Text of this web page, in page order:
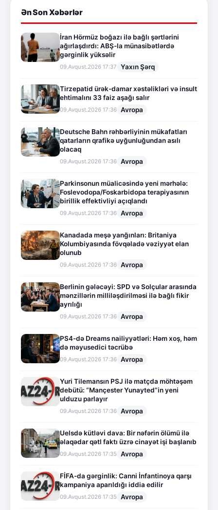
Ən Son Xəbərlər
İran Hörmüz boğazı ilə bağlı şərtlərini
ağırlaşdırdı: ABŞ-la münasibətlərdə
gərginlik yüksəlir
09.Avqust.2026 17:37 Yaxın Şərq
Tirzepatid ürək-damar xəstəlikləri və insult
ehtimalını 33 faiz aşağı salır
09.Avqust.2026 17:36 Avropa
Deutsche Bahn rəhbərliyinin mükafatları
qatarların qrafikə uyğunluğundan asılı
olacaq
09.Avqust.2026 17:36 Avropa
Parkinsonun müalicəsində yeni mərhələ:
Foslevodopa/Foskarbidopa terapiyasının
birillik effektivliyi açıqlandı
09.Avqust.2026 17:36 Avropa
Kanadada meşə yanğınları: Britaniya
Kolumbiyasında fövqəladə vəziyyət elan
olunub
09.Avqust.2026 17:36 Avropa
Berlinin gələcəyi: SPD və Solçular arasında
mənzillərin milliləşdirilməsi ilə bağlı fikir
ayrılığı
09.Avqust.2026 17:36 Avropa
PS4-də Dreams nailiyyətləri: Həm xoş, həm
də məyusedici təcrübə
09.Avqust.2026 17:36 Avropa
Yuri Tilemansın PSJ ilə matçda möhtəşəm
debütü: “Mançester Yunayted”in yeni
ulduzu parlayır
09.Avqust.2026 17:36 Avropa
Uelsdə kütləvi dava: Bir nəfərin ölümü ilə
əlaqədar qətl faktı üzrə cinayət işi başlanıb
09.Avqust.2026 17:35 Avropa
FİFA-da gərginlik: Canni İnfantinoya qarşı
kampaniya aparıldığı iddia edilir
09.Avqust.2026 17:35 Avropa